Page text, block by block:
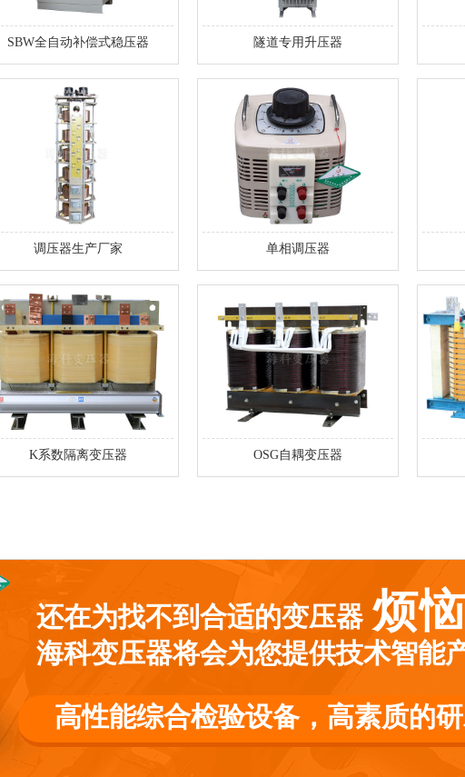
SBW全自动补偿式稳压器 隧道专用升压器
调压器生产厂家 单相调压器
K系数隔离变压器 OSG自耦变压器
平波电抗器 限流电抗器
还在为找不到合适的变压器 烦
海科变压器将会为您提供技术智能
高性能综合检验设备，高素质的